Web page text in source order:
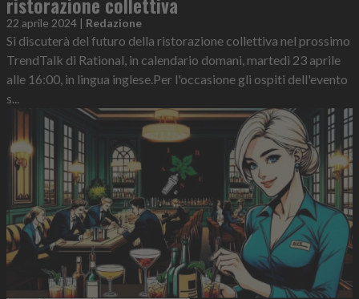
22 aprile 2024 | Redazione
Si discuterà del futuro della ristorazione collettiva nel prossimo
TrendTalk di Rational, in calendario domani, martedì 23 aprile
alle 16:00, in lingua inglese.Per l'occasione gli ospiti dell'evento
s...